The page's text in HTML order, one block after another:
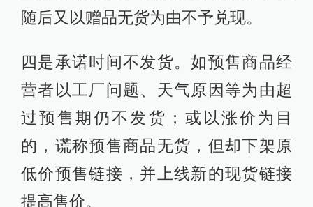
随后又以赠品无货为由不予兑现。
四是承诺时间不发货。如预售商品经
营者以工厂问题、天气原因等为由超
过预售期仍不发货；或以涨价为目
的，谎称预售商品无货，但却下架原
低价预售链接，并上线新的现货链接
提高售价。